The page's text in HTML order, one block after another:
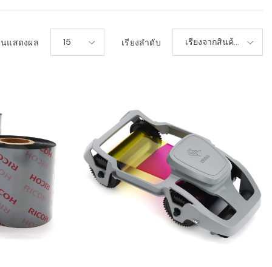
แสดงผล 15 เรียงลำดับ
เรียงจากสินค้า
ใหม่-เก่า